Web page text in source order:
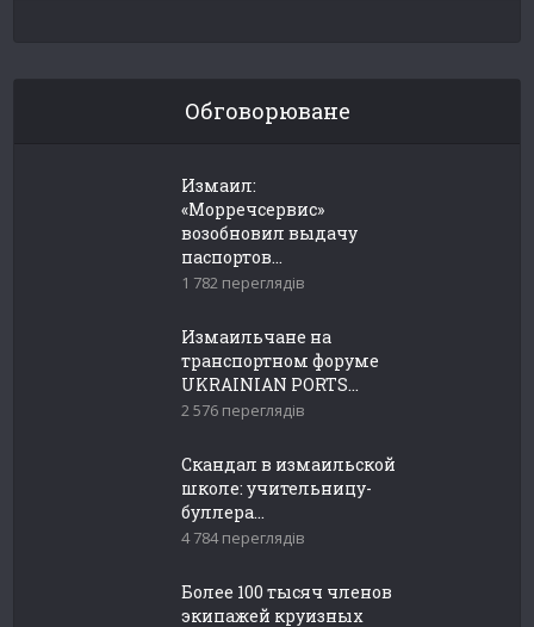
Обговорюване
Измаил:
«Морречсервис»
возобновил выдачу
паспортов...
1 782 переглядів
Измаильчане на
транспортном форуме
UKRAINIAN PORTS...
2 576 переглядів
Скандал в измаильской
школе: учительницу-
буллера...
4 784 переглядів
Более 100 тысяч членов
экипажей круизных